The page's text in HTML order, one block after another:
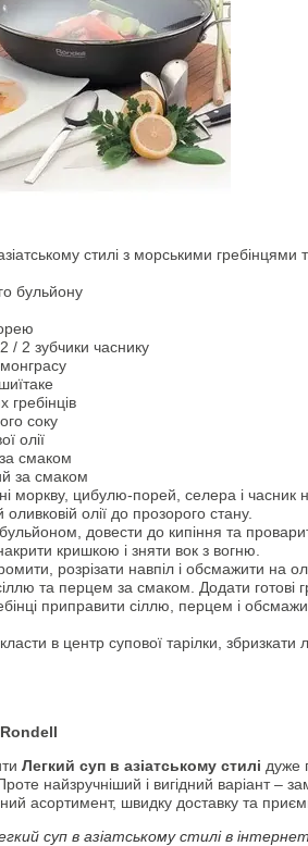
стилі з морськими гребінцями
бульйону
/ 2 зубчики часнику
гребінців
соку
олії
смаком
за смаком
моркву, цибулю-порей, селера і
оливковій олії до прозорого стану.
довести до кипіння та
кришкою і зняти вок з вогню.
розрізати навпіл і обсмажити на
та перцем за смаком. Додати готові
приправити сіллю, перцем і
в центр супової тарілки,
Легкий суп в азіатському стилі дуже
найзручніший і вигідний варіант –
асортимент, швидку доставку та
суп в азіатському стилі в